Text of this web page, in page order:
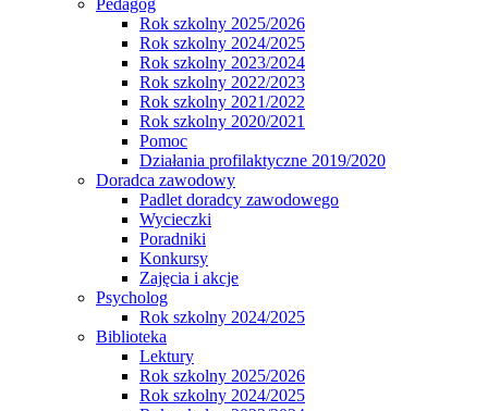
Rok szkolny 2025/2026
Rok szkolny 2024/2025
Rok szkolny 2023/2024
Rok szkolny 2022/2023
Rok szkolny 2021/2022
Rok szkolny 2020/2021
Pomoc
Działania profilaktyczne 2019/2020
Doradca zawodowy
Padlet doradcy zawodowego
Wycieczki
Poradniki
Konkursy
Zajęcia i akcje
Psycholog
Rok szkolny 2024/2025
Biblioteka
Lektury
Rok szkolny 2025/2026
Rok szkolny 2024/2025